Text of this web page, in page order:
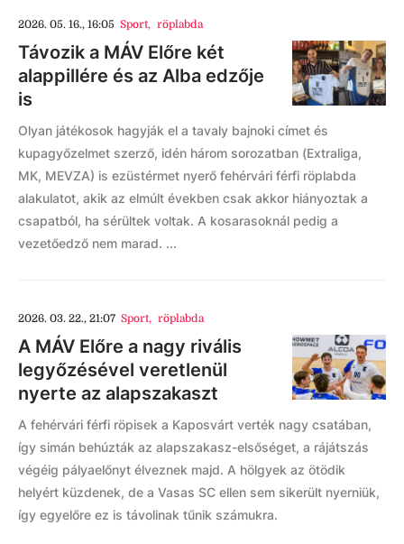
2026. 05. 16., 16:05 Sport, röplabda
Távozik a MÁV Előre két
alappillére és az Alba edzője
is
Olyan játékosok hagyják el a tavaly bajnoki címet és
kupagyőzelmet szerző, idén három sorozatban (Extraliga,
MK, MEVZA) is ezüstérmet nyerő fehérvári férfi röplabda
alakulatot, akik az elmúlt években csak akkor hiányoztak a
csapatból, ha sérültek voltak. A kosarasoknál pedig a
vezetőedző nem marad. ...
2026. 03. 22., 21:07 Sport, röplabda
A MÁV Előre a nagy rivális
legyőzésével veretlenül
nyerte az alapszakaszt
A fehérvári férfi röpisek a Kaposvárt verték nagy csatában,
így simán behúzták az alapszakasz-elsőséget, a rájátszás
végéig pályaelőnyt élveznek majd. A hölgyek az ötödik
helyért küzdenek, de a Vasas SC ellen sem sikerült nyerniük,
így egyelőre ez is távolinak tűnik számukra.